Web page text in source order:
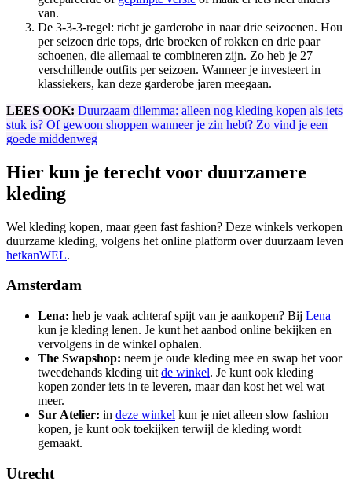
van.
De 3-3-3-regel: richt je garderobe in naar drie seizoenen. Hou
per seizoen drie tops, drie broeken of rokken en drie paar
schoenen, die allemaal te combineren zijn. Zo heb je 27
verschillende outfits per seizoen. Wanneer je investeert in
klassiekers, kan deze garderobe jaren meegaan.
LEES OOK: Duurzaam dilemma: alleen nog kleding kopen als iets
stuk is? Of gewoon shoppen wanneer je zin hebt? Zo vind je een
goede middenweg
Hier kun je terecht voor duurzamere
kleding
Wel kleding kopen, maar geen fast fashion? Deze winkels verkopen
duurzame kleding, volgens het online platform over duurzaam leven
hetkanWEL.
Amsterdam
Lena: heb je vaak achteraf spijt van je aankopen? Bij Lena
kun je kleding lenen. Je kunt het aanbod online bekijken en
vervolgens in de winkel ophalen.
The Swapshop: neem je oude kleding mee en swap het voor
tweedehands kleding uit de winkel. Je kunt ook kleding
kopen zonder iets in te leveren, maar dan kost het wel wat
meer.
Sur Atelier: in deze winkel kun je niet alleen slow fashion
kopen, je kunt ook toekijken terwijl de kleding wordt
gemaakt.
Utrecht